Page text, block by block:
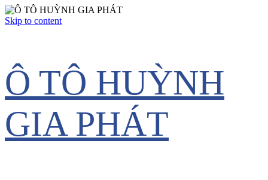
Skip to content
Ô TÔ HUỲNH
GIA PHÁT